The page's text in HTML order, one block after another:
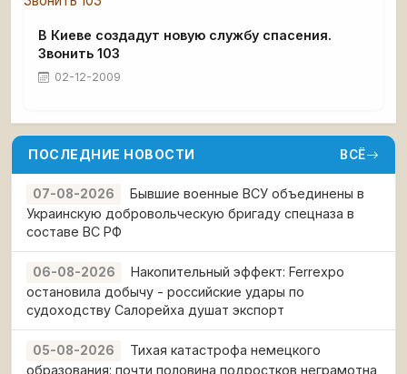
В Киеве создадут новую службу спасения.
Звонить 103
02-12-2009
ПОСЛЕДНИЕ НОВОСТИ ВСЁ
07-08-2026
Бывшие военные ВСУ объединены в
Украинскую добровольческую бригаду спецназа в
составе ВС РФ
06-08-2026
Накопительный эффект: Ferrexpo
остановила добычу - российские удары по
судоходству Салорейха душат экспорт
05-08-2026
Тихая катастрофа немецкого
образования: почти половина подростков неграмотна,